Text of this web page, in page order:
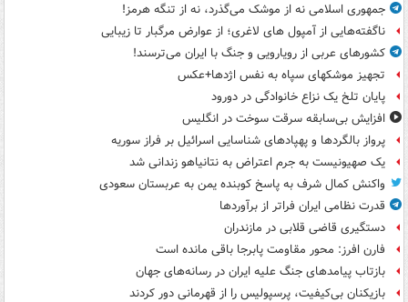
جمهوری اسلامی نه از موشک می‌گذرد، نه از تنگه هرمز!
ناگفته‌هایی از آمپول های لاغری؛ از عوارض مرگبار تا زیبایی
کشورهای عربی از رویارویی و جنگ با ایران می‌ترسند!
تجهیز موشکهای سپاه به نفس اژدها+عکس
پایان تلخ یک نزاع خانوادگی در دورود
افزایش بی‌سابقه سرقت سوخت در انگلیس
پرواز بالگردها و پهپادهای شناسایی اسرائیل بر فراز سوریه
یک صهیونیست به جرم اعتراض به نتانیاهو زندانی شد
واکنش کمال شرف به پاسخ کوبنده یمن به عربستان سعودی
قدرت نظامی ایران فراتر از برآوردها
دستگیری قاضی قلابی در مازندران
فارن افرز: محور مقاومت پابرجا باقی مانده است
بازتاب پیامدهای جنگ علیه ایران در رسانه‌های جهان
بازیکنان بی‌کیفیت، پرسپولیس را از قهرمانی دور کردند